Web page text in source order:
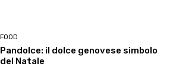
FOOD
Pandolce: il dolce genovese simbolo
del Natale